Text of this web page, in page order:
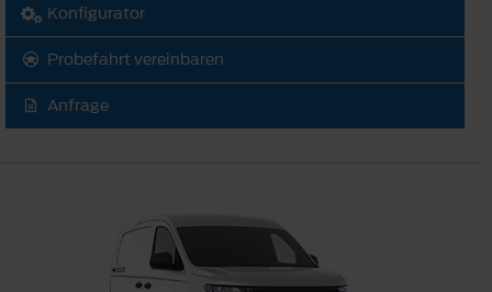
Konfigurator
Probefahrt vereinbaren
Anfrage